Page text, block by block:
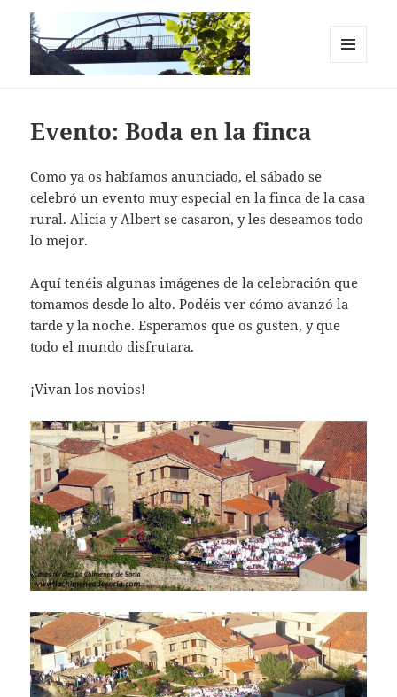
Lobos. La Chimenea de Soria I y II
Evento: Boda en la finca
Como ya os habíamos anunciado, el sábado se
celebró un evento muy especial en la finca de la casa
rural. Alicia y Albert se casaron, y les deseamos todo
lo mejor.
Aquí tenéis algunas imágenes de la celebración que
tomamos desde lo alto. Podéis ver cómo avanzó la
tarde y la noche. Esperamos que os gusten, y que
todo el mundo disfrutara.
¡Vivan los novios!